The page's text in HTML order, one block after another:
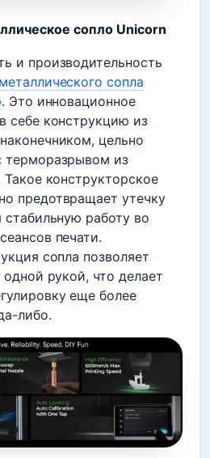
сопло Unicorn
и производительность
сопла
. Это инновационное
себе конструкцию из
цельно
терморазрывом из
Такое конструкторское
предотвращает утечку
стабильную работу во
печати.
сопла позволяет
одной рукой, что делает
еще более
либо.